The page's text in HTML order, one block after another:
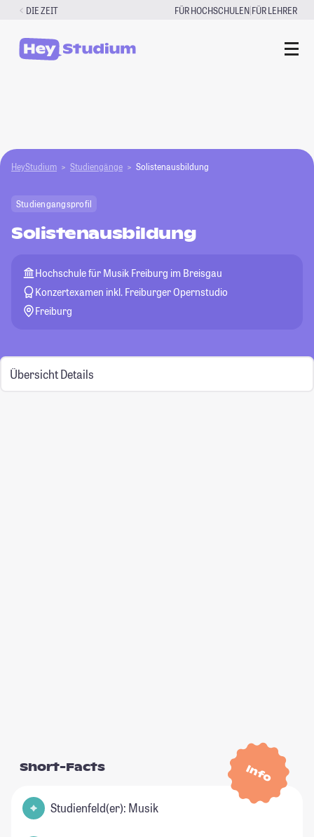
Zum
springen
DIE ZEIT FÜR HOCHSCHULEN|FÜR LEHRER
HeyStudium Studiengänge Solistenausbildung
Studiengangsprofil
Solistenausbildung
Hochschule für Musik Freiburg im Breisgau
Konzertexamen inkl. Freiburger Opernstudio
Freiburg
Übersicht Details
Info
Short-Facts
Studienfeld(er): Musik